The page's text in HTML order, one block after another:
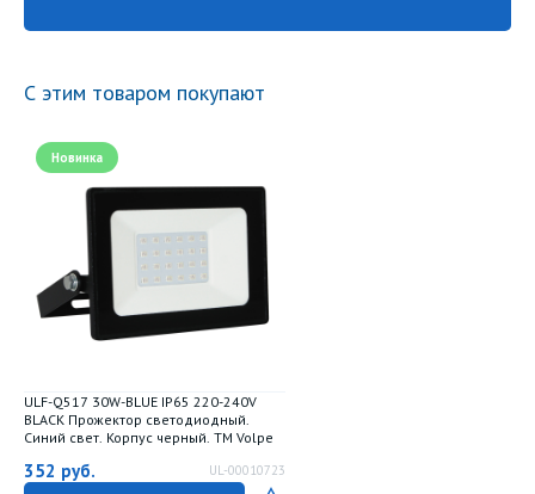
С этим товаром покупают
Новинка
ULF-Q517 30W-BLUE IP65 220-240V
BLACK Прожектор светодиодный.
Синий свет. Корпус черный. TM Volpe
352 руб. UL-00010723